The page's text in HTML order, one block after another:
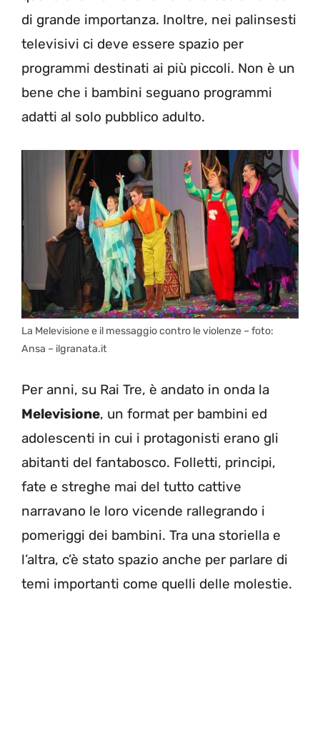
di grande importanza. Inoltre, nei palinsesti
televisivi ci deve essere spazio per
programmi destinati ai più piccoli. Non è un
bene che i bambini seguano programmi
adatti al solo pubblico adulto.
La Melevisione e il messaggio contro le violenze – foto:
Ansa – ilgranata.it
Per anni, su Rai Tre, è andato in onda la
Melevisione, un format per bambini ed
adolescenti in cui i protagonisti erano gli
abitanti del fantabosco. Folletti, principi,
fate e streghe mai del tutto cattive
narravano le loro vicende rallegrando i
pomeriggi dei bambini. Tra una storiella e
l’altra, c’è stato spazio anche per parlare di
temi importanti come quelli delle molestie.